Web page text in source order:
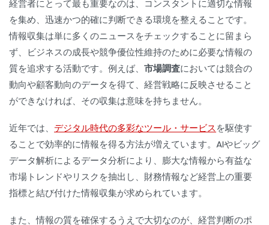
経営者にとって最も重要なのは、コンスタントに適切な情報
を集め、迅速かつ的確に判断できる環境を整えることです。
情報収集は単に多くのニュースをチェックすることに留まら
ず、ビジネスの成長や競争優位性維持のために必要な情報の
質を追求する活動です。例えば、 市場調査においては競合の
動向や顧客動向のデータを得て、経営戦略に反映させること
ができなければ、その収集は意味を持ちません。
近年では、 デジタル時代の多彩なツール・サービスを駆使す
ることで効率的に情報を得る方法が増えています。AIやビッグ
データ解析によるデータ分析により、膨大な情報から有益な
市場トレンドやリスクを抽出し、財務情報など経営上の重要
指標と結び付けた情報収集が求められています。
また、情報の質を確保するうえで大切なのが、経営判断のポ